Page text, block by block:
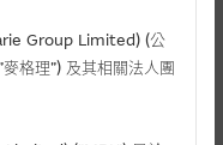
Group Limited) (公
格理”) 及其相關法人團